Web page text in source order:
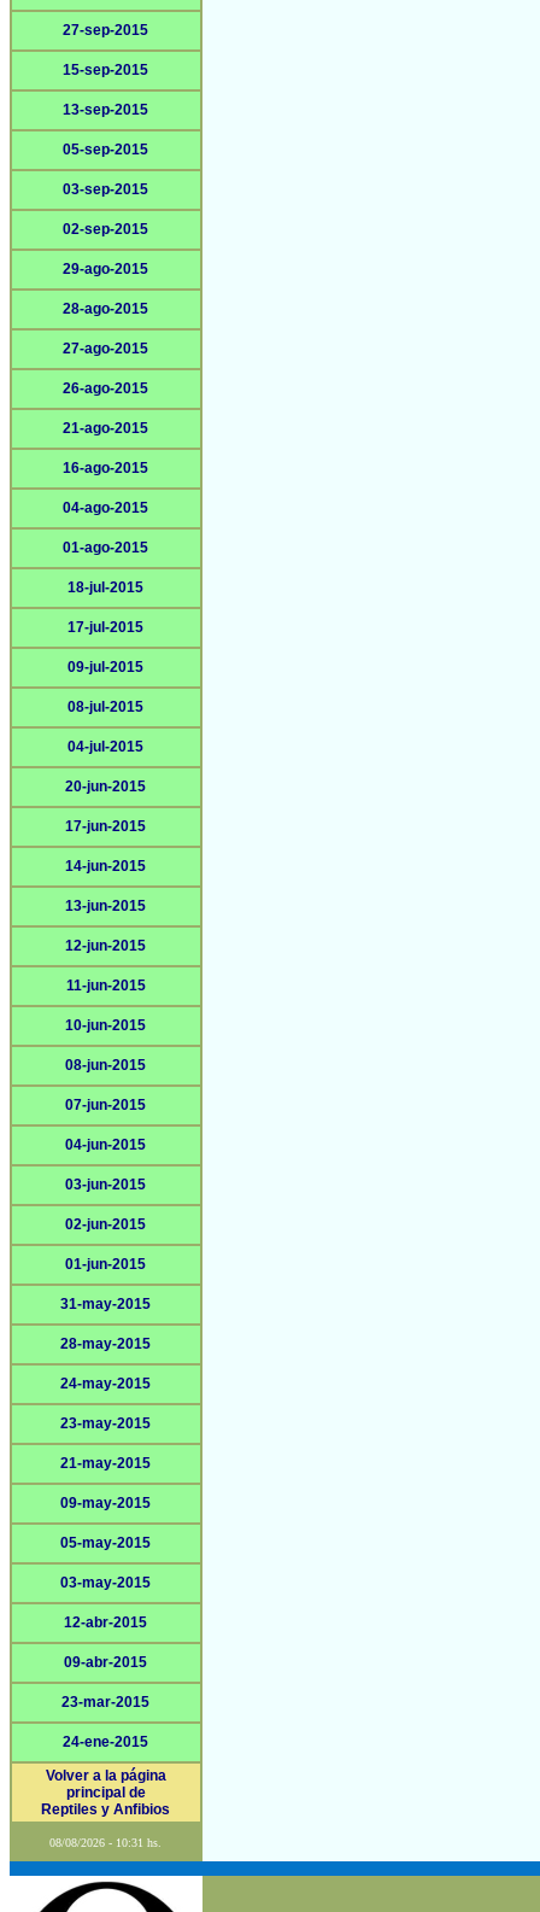
27-sep-2015
15-sep-2015
13-sep-2015
05-sep-2015
03-sep-2015
02-sep-2015
29-ago-2015
28-ago-2015
27-ago-2015
26-ago-2015
21-ago-2015
16-ago-2015
04-ago-2015
01-ago-2015
18-jul-2015
17-jul-2015
09-jul-2015
08-jul-2015
04-jul-2015
20-jun-2015
17-jun-2015
14-jun-2015
13-jun-2015
12-jun-2015
11-jun-2015
10-jun-2015
08-jun-2015
07-jun-2015
04-jun-2015
03-jun-2015
02-jun-2015
01-jun-2015
31-may-2015
28-may-2015
24-may-2015
23-may-2015
21-may-2015
09-may-2015
05-may-2015
03-may-2015
12-abr-2015
09-abr-2015
23-mar-2015
24-ene-2015
Volver a la página
principal de
Reptiles y Anfibios
08/08/2026 - 10:31 hs.